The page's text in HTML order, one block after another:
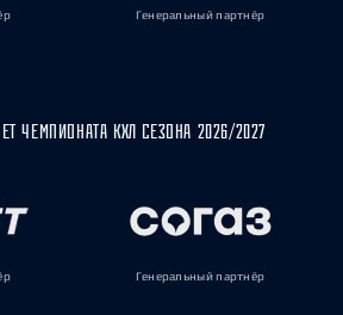
Генеральный партнёр
ЧЕМПИОНАТА КХЛ СЕЗОНА 2026/2027
Генеральный партнёр